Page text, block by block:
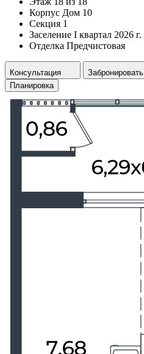
Корпус Дом 10
Секция 1
Заселение I квартал 2026 г.
Отделка Предчистовая
Консультация
Забронировать
Планировка